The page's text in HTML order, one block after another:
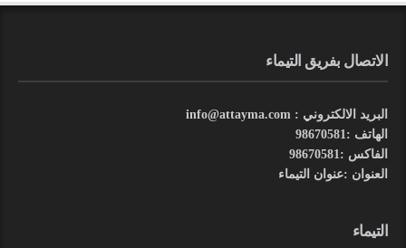
الاتصال بفريق التيماء
البريد الالكتروني : info@attayma.com
الهاتف :98670581
الفاكس :98670581
العنوان :عنوان التيماء
التيماء